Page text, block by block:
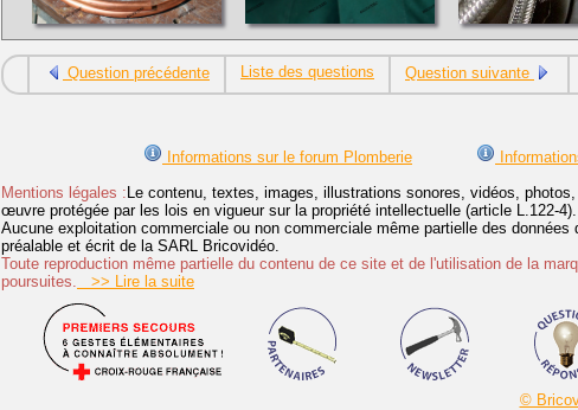
Question précédente Liste des questions Question suivante
Informations sur le forum Plomberie
Mentions légales : Le contenu, textes, images, illustrations sonores, vidéos,
œuvre protégée par les lois en vigueur sur la propriété intellectuelle (article L.122-4).
Aucune exploitation commerciale ou non commerciale même partielle des
préalable et écrit de la SARL Bricovidéo.
Toute reproduction même partielle du contenu de ce site et de l'utilisation de la
poursuites.
>> Lire la suite
©